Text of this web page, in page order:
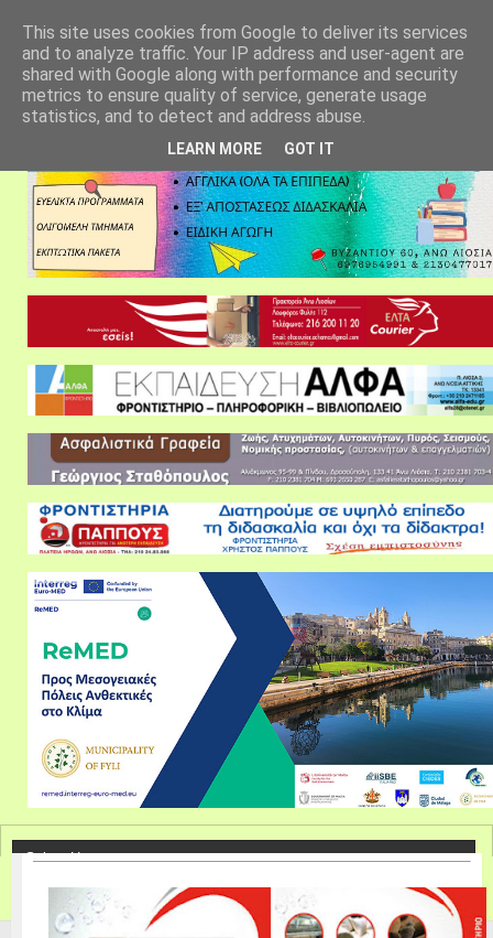
This site uses cookies from Google to deliver its services
and to analyze traffic. Your IP address and user-agent are
shared with Google along with performance and security
metrics to ensure quality of service, generate usage
statistics, and to detect and address abuse.
LEARN MORE GOT IT